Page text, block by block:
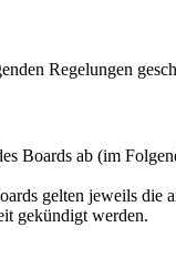
Regelungen
Boards ab (im
gelten jeweils die
gekündigt werden.